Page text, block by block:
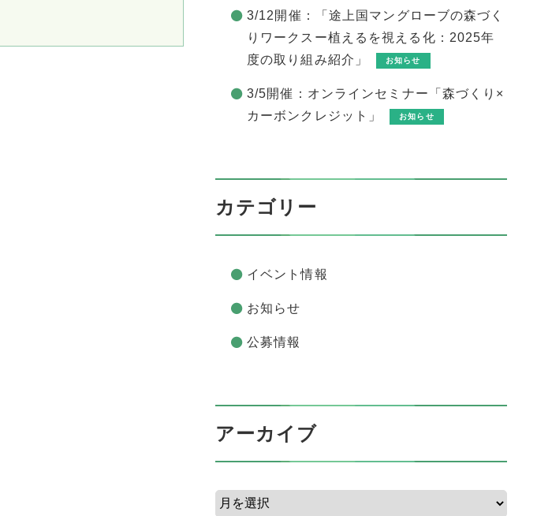
3/12開催：「途上国マングローブの森づく
りワークスー植えるを視える化：2025年
度の取り組み紹介」
お知らせ
3/5開催：オンラインセミナー「森づくり×
カーボンクレジット」
お知らせ
カテゴリー
イベント情報
お知らせ
公募情報
アーカイブ